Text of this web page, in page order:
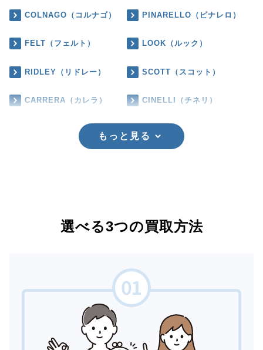
COLNAGO（コルナゴ） PINARELLO（ピナレロ）
FELT（フェルト） LOOK（ルック）
RIDLEY（リドレー） SCOTT（スコット）
CARRERA（カレラ） CINELLI（チネリ）
もっと見る
選べる3つの買取方法